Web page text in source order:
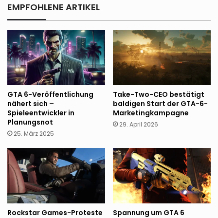
keine
Bestätigung
für
den
Launch
EMPFOHLENE ARTIKEL
GTA 6-Veröffentlichung
nähert sich –
Spieleentwickler in
Planungsnot
25. März 2025
Take-Two-CEO bestätigt
baldigen Start der GTA-6-
Marketingkampagne
29. April 2026
Rockstar Games-Proteste
Spannung um GTA 6